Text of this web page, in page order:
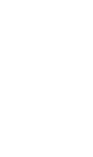
von einem